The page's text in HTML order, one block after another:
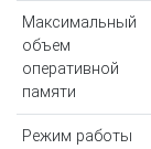
Максимальный
объем
оперативной
памяти
Режим работы